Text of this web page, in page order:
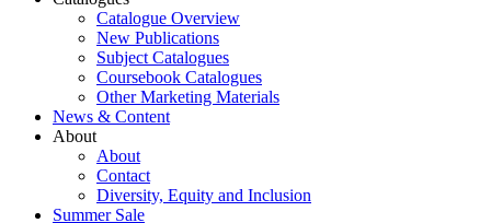
Catalogue Overview
New Publications
Subject Catalogues
Coursebook Catalogues
Other Marketing Materials
News & Content
About
About
Contact
Diversity, Equity and Inclusion
Summer Sale